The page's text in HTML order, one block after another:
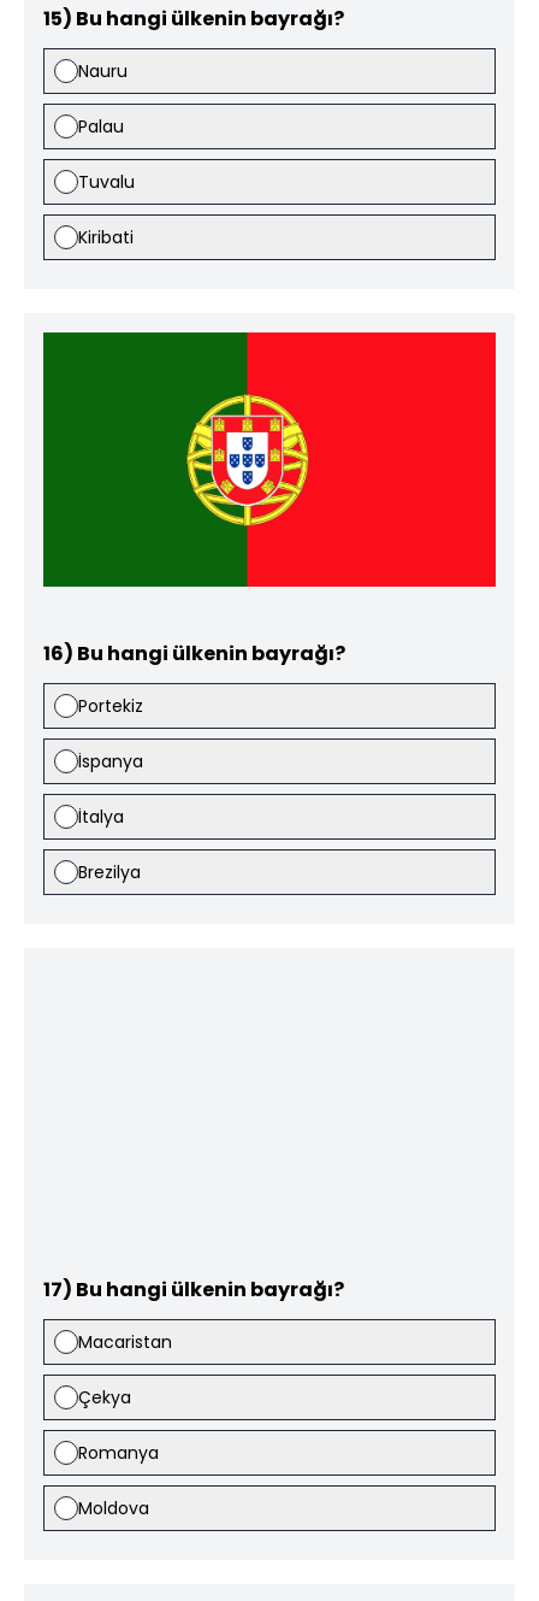
15) Bu hangi ülkenin bayrağı?
Nauru
Palau
Tuvalu
Kiribati
16) Bu hangi ülkenin bayrağı?
Portekiz
İspanya
İtalya
Brezilya
17) Bu hangi ülkenin bayrağı?
Macaristan
Çekya
Romanya
Moldova